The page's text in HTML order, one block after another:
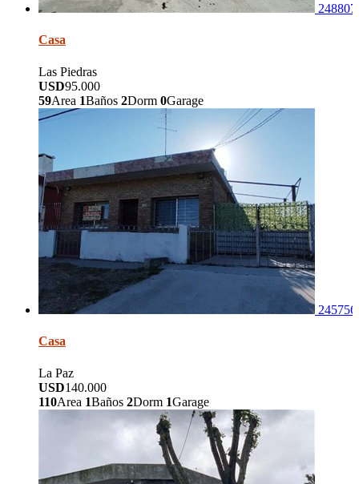
248807
Casa
Las Piedras
USD95.000
59Area 1Baños 2Dorm 0Garage
245756
Casa
La Paz
USD140.000
110Area 1Baños 2Dorm 1Garage